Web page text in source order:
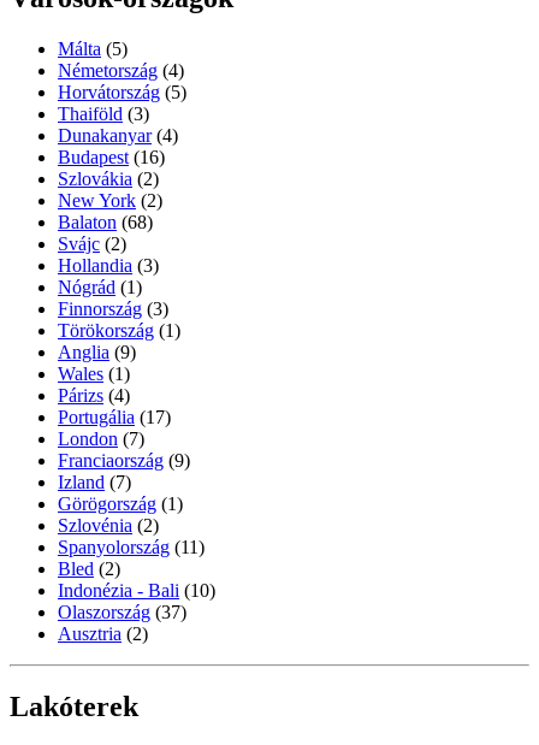
Málta (5)
Németország (4)
Horvátország (5)
Thaiföld (3)
Dunakanyar (4)
Budapest (16)
Szlovákia (2)
New York (2)
Balaton (68)
Svájc (2)
Hollandia (3)
Nógrád (1)
Finnország (3)
Törökország (1)
Anglia (9)
Wales (1)
Párizs (4)
Portugália (17)
London (7)
Franciaország (9)
Izland (7)
Görögország (1)
Szlovénia (2)
Spanyolország (11)
Bled (2)
Indonézia - Bali (10)
Olaszország (37)
Ausztria (2)
Lakóterek